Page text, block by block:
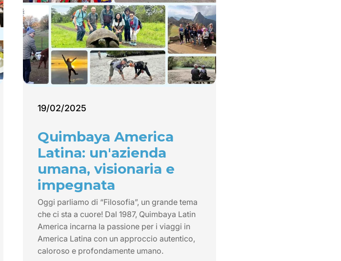
19/02/2025
Quimbaya America
Latina: un'azienda
umana, visionaria e
impegnata
Oggi parliamo di “Filosofia”, un grande tema
che ci sta a cuore! Dal 1987, Quimbaya Latin
America incarna la passione per i viaggi in
America Latina con un approccio autentico,
caloroso e profondamente umano.